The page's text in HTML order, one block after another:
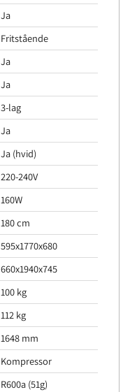
Ja
Fritstående
Ja
Ja
3-lag
Ja
Ja (hvid)
220-240V
160W
180 cm
595x1770x680
660x1940x745
100 kg
112 kg
1648 mm
Kompressor
R600a (51g)